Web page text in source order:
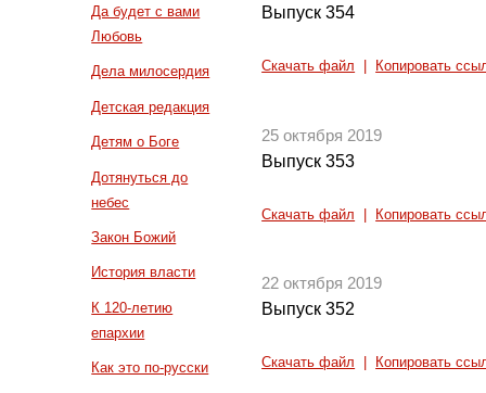
Да будет с вами
Любовь
Дела милосердия
Детская редакция
Детям о Боге
Дотянуться до
небес
Закон Божий
История власти
К 120-летию
епархии
Как это по-русски
Выпуск 354
Скачать файл Копировать
25 октября 2019
Выпуск 353
Скачать файл Копировать
22 октября 2019
Выпуск 352
Скачать файл Копировать